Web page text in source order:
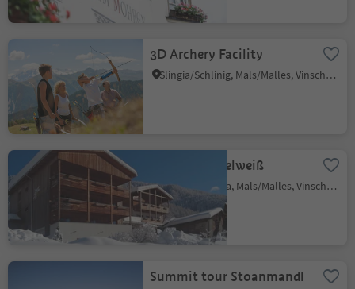
3D Archery Facility
Slingia/Schlinig, Mals/Malles, Vinschgau/Val Venosta
Ökohotel Edelweiß
Schlinig/Slingia, Mals/Malles, Vinschgau/Val Venosta
Summit tour Stoanmandl